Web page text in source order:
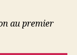
au premier